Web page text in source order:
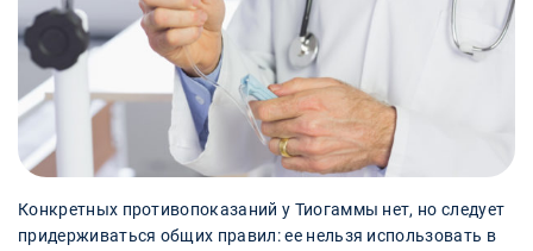
Конкретных противопоказаний у Тиогаммы нет, но следует
придерживаться общих правил: ее нельзя использовать в